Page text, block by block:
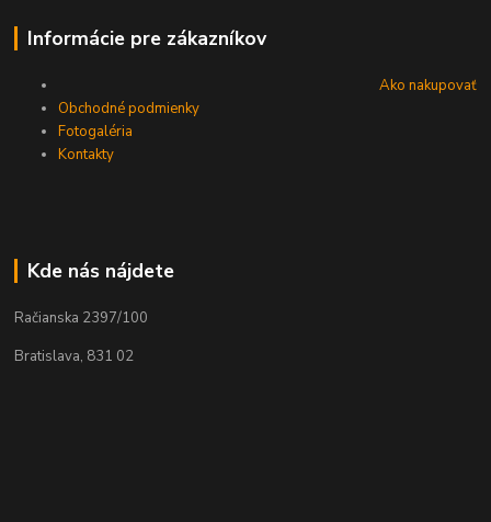
Informácie pre zákazníkov
Ako nakupovať
Obchodné podmienky
Fotogaléria
Kontakty
Kde nás nájdete
Račianska 2397/100
Bratislava, 831 02